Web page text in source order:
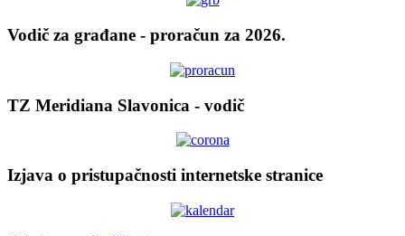
Vodič za građane - proračun za 2026.
TZ Meridiana Slavonica - vodič
Izjava o pristupačnosti internetske stranice